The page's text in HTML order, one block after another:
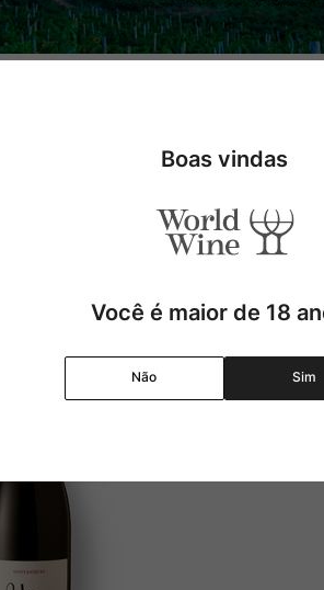
mais visionários do mundo.
de cada terroir. Com mais de 200
e esgotado em poucas horas.
Boas vindas
Você é maior de 18
Não Sim